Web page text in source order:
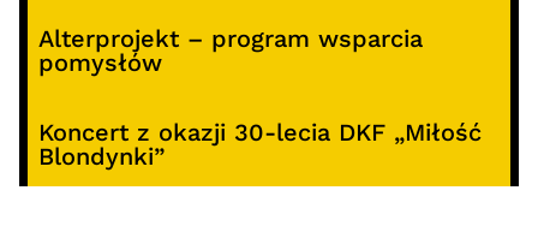
Alterprojekt – program wsparcia
pomysłów
Koncert z okazji 30-lecia DKF „Miłość
Blondynki”